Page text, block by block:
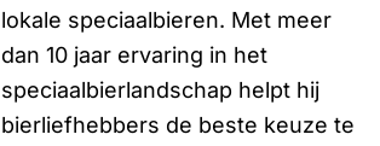
lokale speciaalbieren. Met meer
dan 10 jaar ervaring in het
speciaalbierlandschap helpt hij
bierliefhebbers de beste keuze te